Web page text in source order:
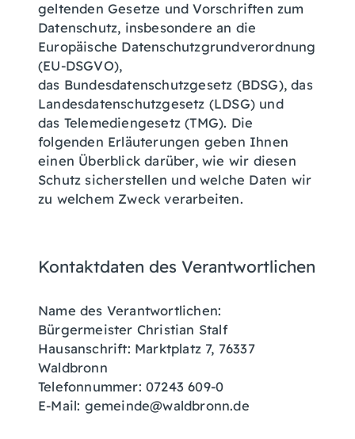
geltenden Gesetze und Vorschriften zum
Datenschutz, insbesondere an die
Europäische Datenschutzgrundverordnung
(EU-DSGVO),
das Bundesdatenschutzgesetz (BDSG), das
Landesdatenschutzgesetz (LDSG) und
das Telemediengesetz (TMG). Die
folgenden Erläuterungen geben Ihnen
einen Überblick darüber, wie wir diesen
Schutz sicherstellen und welche Daten wir
zu welchem Zweck verarbeiten.
Kontaktdaten des Verantwortlichen
Name des Verantwortlichen:
Bürgermeister Christian Stalf
Hausanschrift: Marktplatz 7, 76337
Waldbronn
Telefonnummer: 07243 609-0
E-Mail: gemeinde@waldbronn.de